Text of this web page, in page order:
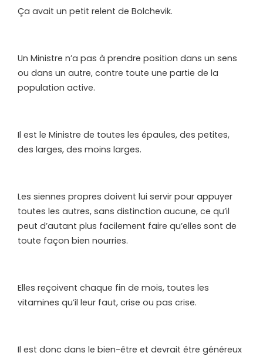
Ça avait un petit relent de Bolchevik.
Un Ministre n’a pas à prendre position dans un sens
ou dans un autre, contre toute une partie de la
population active.
Il est le Ministre de toutes les épaules, des petites,
des larges, des moins larges.
Les siennes propres doivent lui servir pour appuyer
toutes les autres, sans distinction aucune, ce qu’il
peut d’autant plus facilement faire qu’elles sont de
toute façon bien nourries.
Elles reçoivent chaque fin de mois, toutes les
vitamines qu’il leur faut, crise ou pas crise.
Il est donc dans le bien-être et devrait être généreux